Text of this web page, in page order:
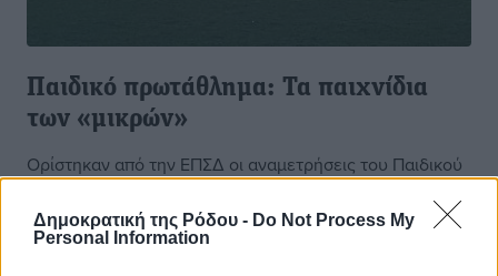
Δημοκρατική της Ρόδου - Do Not Process My
Personal Information
Παιδικό πρωτάθλημα: Τα παιχνίδια
των «μικρών»
Ορίστηκαν από την ΕΠΣΔ οι αναμετρήσεις του Παιδικού
πρωταθλήματος και στους δύο ομίλους της Ρόδου, με τα
παιχνίδια να διεξάγονται σε πολλές δόσεις. Αναλυτικά:
Παιδικό ...